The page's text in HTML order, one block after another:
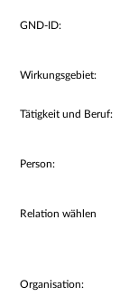
GND-ID:
Wirkungsgebiet:
Tätigkeit und Beruf:
Person:
Relation wählen
Organisation: